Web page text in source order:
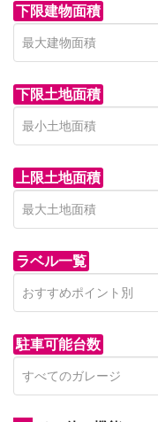
下限建物面積
下限土地面積
上限土地面積
ラベル一覧
駐車可能台数
青木新築分譲住宅
on call